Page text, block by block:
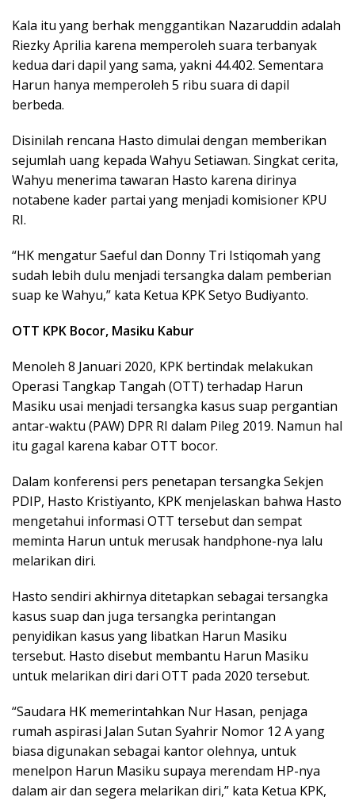
Kala itu yang berhak menggantikan Nazaruddin adalah
Riezky Aprilia karena memperoleh suara terbanyak
kedua dari dapil yang sama, yakni 44.402. Sementara
Harun hanya memperoleh 5 ribu suara di dapil
berbeda.
Disinilah rencana Hasto dimulai dengan memberikan
sejumlah uang kepada Wahyu Setiawan. Singkat cerita,
Wahyu menerima tawaran Hasto karena dirinya
notabene kader partai yang menjadi komisioner KPU
RI.
“HK mengatur Saeful dan Donny Tri Istiqomah yang
sudah lebih dulu menjadi tersangka dalam pemberian
suap ke Wahyu,” kata Ketua KPK Setyo Budiyanto.
OTT KPK Bocor, Masiku Kabur
Menoleh 8 Januari 2020, KPK bertindak melakukan
Operasi Tangkap Tangah (OTT) terhadap Harun
Masiku usai menjadi tersangka kasus suap pergantian
antar-waktu (PAW) DPR RI dalam Pileg 2019. Namun hal
itu gagal karena kabar OTT bocor.
Dalam konferensi pers penetapan tersangka Sekjen
PDIP, Hasto Kristiyanto, KPK menjelaskan bahwa Hasto
mengetahui informasi OTT tersebut dan sempat
meminta Harun untuk merusak handphone-nya lalu
melarikan diri.
Hasto sendiri akhirnya ditetapkan sebagai tersangka
kasus suap dan juga tersangka perintangan
penyidikan kasus yang libatkan Harun Masiku
tersebut. Hasto disebut membantu Harun Masiku
untuk melarikan diri dari OTT pada 2020 tersebut.
“Saudara HK memerintahkan Nur Hasan, penjaga
rumah aspirasi Jalan Sutan Syahrir Nomor 12 A yang
biasa digunakan sebagai kantor olehnya, untuk
menelpon Harun Masiku supaya merendam HP-nya
dalam air dan segera melarikan diri,” kata Ketua KPK,